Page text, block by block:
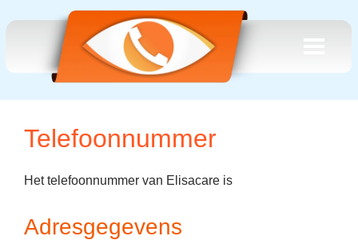
Telefoonnummer
Het telefoonnummer van Elisacare is
Adresgegevens